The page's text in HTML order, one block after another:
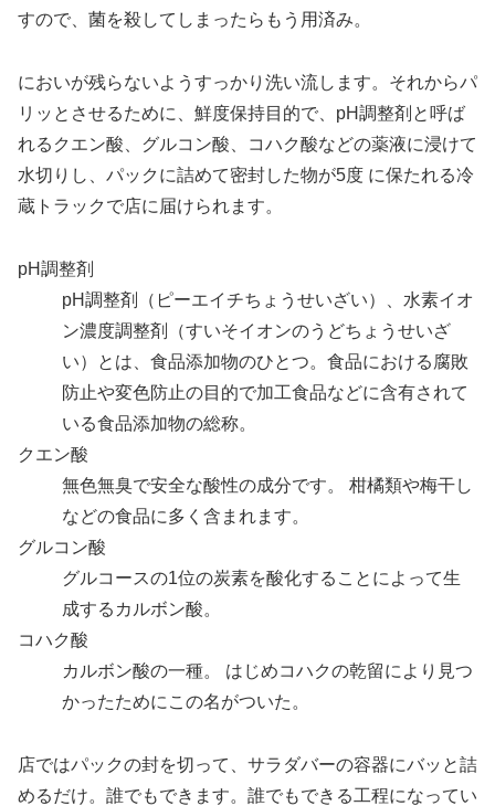
すので、菌を殺してしまったらもう用済み。
においが残らないようすっかり洗い流します。それからパ
リッとさせるために、鮮度保持目的で、pH調整剤と呼ば
れるクエン酸、グルコン酸、コハク酸などの薬液に浸けて
水切りし、パックに詰めて密封した物が5度 に保たれる冷
蔵トラックで店に届けられます。
pH調整剤
pH調整剤（ピーエイチちょうせいざい）、水素イオ
ン濃度調整剤（すいそイオンのうどちょうせいざ
い）とは、食品添加物のひとつ。食品における腐敗
防止や変色防止の目的で加工食品などに含有されて
いる食品添加物の総称。
クエン酸
無色無臭で安全な酸性の成分です。 柑橘類や梅干し
などの食品に多く含まれます。
グルコン酸
グルコースの1位の炭素を酸化することによって生
成するカルボン酸。
コハク酸
カルボン酸の一種。 はじめコハクの乾留により見つ
かったためにこの名がついた。
店ではパックの封を切って、サラダバーの容器にバッと詰
めるだけ。誰でもできます。誰でもできる工程になってい